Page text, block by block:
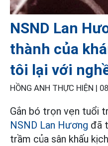
NSND Lan
thành của
tôi lại với
HỒNG ANH THỰC HIỆN |
Gắn bó trọn vẹn tuổi
NSND Lan Hương đã
trầm của sân khấu